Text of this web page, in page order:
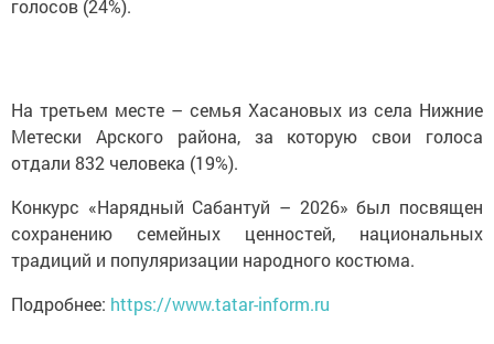
голосов (24%).
На третьем месте – семья Хасановых из села Нижние
Метески Арского района, за которую свои голоса
отдали 832 человека (19%).
Конкурс «Нарядный Сабантуй – 2026» был посвящен
сохранению семейных ценностей, национальных
традиций и популяризации народного костюма.
Подробнее: https://www.tatar-inform.ru